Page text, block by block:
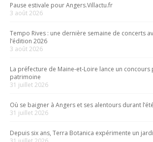
Pause estivale pour Angers.Villactu.fr
3 août 2026
Tempo Rives : une dernière semaine de concerts
l’édition 2026
3 août 2026
La préfecture de Maine-et-Loire lance un
patrimoine
31 juillet 2026
Où se baigner à Angers et ses alentours durant
31 juillet 2026
Depuis six ans, Terra Botanica expérimente un